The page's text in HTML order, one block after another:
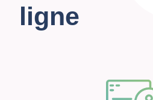
ligne